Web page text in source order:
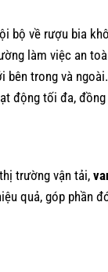
bộ về rượu bia
làm việc an
bên trong và
động tối đa,
trường vận tải,
quả, góp phần